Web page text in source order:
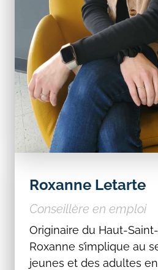
Roxanne Letarte
Conseillère en emploi
Originaire du Haut-
Roxanne s’implique au
jeunes et des adultes